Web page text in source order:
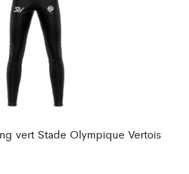
vert Stade Olympique Vertois